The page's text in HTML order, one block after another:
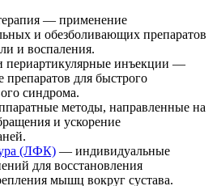
— применение
и обезболивающих препаратов
и воспаления.
периартикулярные инъекции —
препаратов для быстрого
синдрома.
методы, направленные на
и ускорение
(ЛФК) — индивидуальные
для восстановления
мышц вокруг сустава.